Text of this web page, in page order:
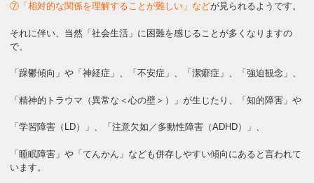
⑦「相対的な関係を理解することが難しい」などが見られるようです。
それに伴い、当然「社会生活」に困難を感じることが多くなりますの
で、
「躁鬱傾向」や「神経症」、「不安症」、「潔癖症」、「強迫観念」、
「精神的トラウマ（異常な＜心の壁＞）」が生じたり、「知的障害」や
「学習障害（LD）」、「注意欠如／多動性障害（ADHD）」、
「睡眠障害」や「てんかん」なども併存しやすい傾向にあると言われて
います。